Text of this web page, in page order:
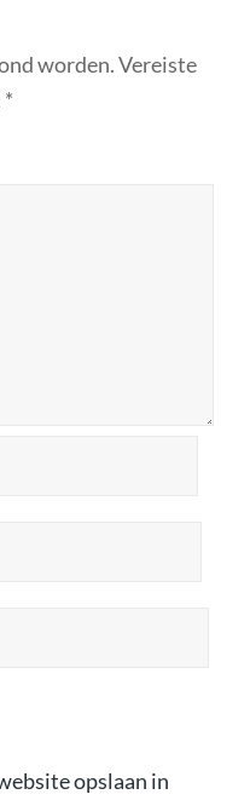
worden.Vereiste
*
opslaan in